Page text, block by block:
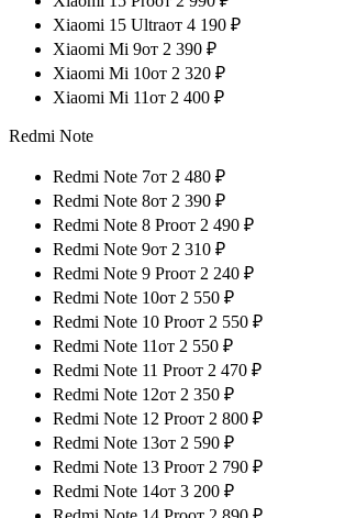
Xiaomi 15 Ultraот 4 190 ₽
Xiaomi Mi 9от 2 390 ₽
Xiaomi Mi 10от 2 320 ₽
Xiaomi Mi 11от 2 400 ₽
Redmi Note
Redmi Note 7от 2 480 ₽
Redmi Note 8от 2 390 ₽
Redmi Note 8 Proот 2 490 ₽
Redmi Note 9от 2 310 ₽
Redmi Note 9 Proот 2 240 ₽
Redmi Note 10от 2 550 ₽
Redmi Note 10 Proот 2 550 ₽
Redmi Note 11от 2 550 ₽
Redmi Note 11 Proот 2 470 ₽
Redmi Note 12от 2 350 ₽
Redmi Note 12 Proот 2 800 ₽
Redmi Note 13от 2 590 ₽
Redmi Note 13 Proот 2 790 ₽
Redmi Note 14от 3 200 ₽